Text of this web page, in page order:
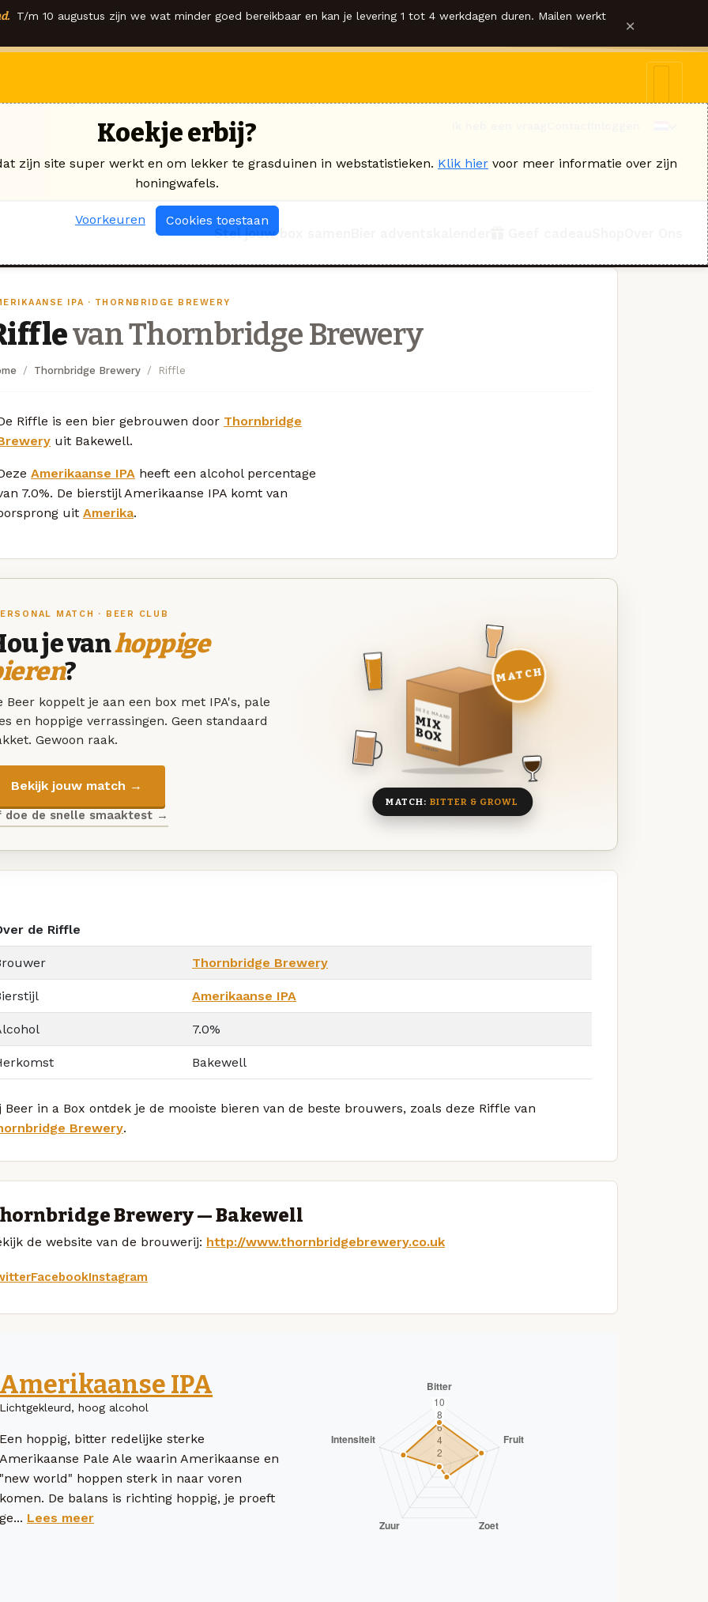
T/m 10 augustus zijn we wat minder goed bereikbaar en kan je levering 1 tot 4 werkdagen duren. Mailen werkt ×
Stel jouw box samen
IPA · THORNBRIDGE BREWERY
van Thornbridge Brewery
Thornbridge Brewery Riffle
Riffle is een bier gebrouwen door Thornbridge
uit Bakewell.
Amerikaanse IPA heeft een alcohol percentage
7.0%. De bierstijl Amerikaanse IPA komt van
uit Amerika.
MATCH · BEER CLUB
je vanhoppige
?
Beer koppelt je aan een box met IPA's, pale
en hoppige verrassingen. Geen standaard
Gewoon raak.
Bekijk jouw match →
doe de snelle smaaktest →
DEZE MAAND
MIX
BOX
8 BIEREN
MATCH
MATCH: BITTER & GROWL
de Riffle
Thornbridge Brewery
Amerikaanse IPA
7.0%
Bakewell
Beer in a Box ontdek je de mooiste bieren van de beste brouwers, zoals deze Riffle van
Brewery.
Brewery — Bakewell
de website van de brouwerij: http://www.thornbridgebrewery.co.uk
FacebookInstagram
Amerikaanse IPA
Lichtgekleurd, hoog alcohol
Een hoppig, bitter redelijke sterke
Amerikaanse Pale Ale waarin Amerikaanse en
"new world" hoppen sterk in naar voren
komen. De balans is richting hoppig, je proeft
ge... Lees meer
Koekje erbij?
zijn site super werkt en om lekker te grasduinen in webstatistieken. Klik hier voor meer informatie over zijn
honingwafels.
Voorkeuren Cookies toestaan